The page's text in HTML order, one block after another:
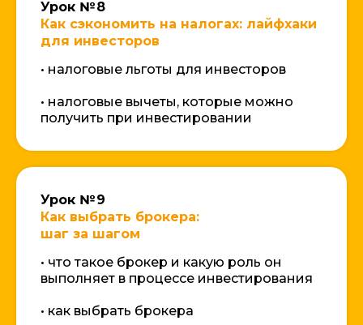
Урок № 8
Как сэкономить на налогах: лайфхаки
для инвесторов
• налоговые льготы для инвесторов
• налоговые вычеты, которые можно
получить при инвестировании
Урок № 9
Как выбрать брокера:
шаг за шагом
• что такое брокер и какую роль он
выполняет в процессе инвестирования
• как выбрать брокера
сейчас!